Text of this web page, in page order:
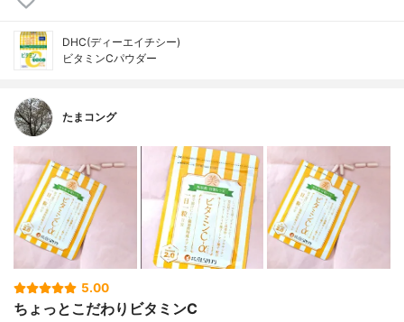
DHC(ディーエイチシー)
ビタミンCパウダー
たまコング
5.00
ちょっとこだわりビタミンC